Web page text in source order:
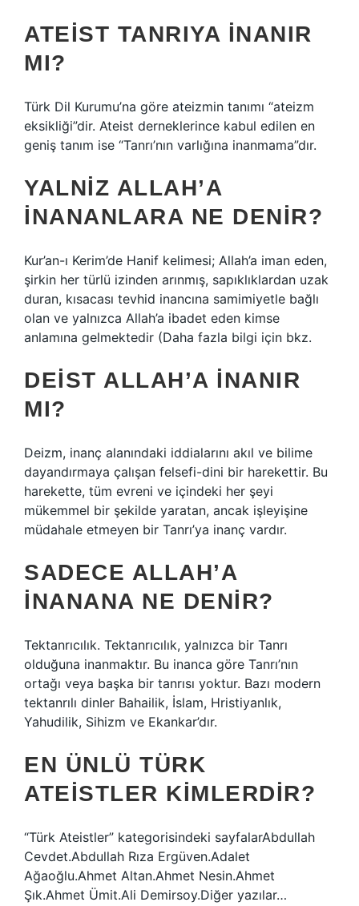
ATEIST TANRIYA INANIR
MI?
Türk Dil Kurumu’na göre ateizmin tanımı “ateizm
eksikliği”dir. Ateist derneklerince kabul edilen en
geniş tanım ise “Tanrı’nın varlığına inanmama”dır.
YALNIZ ALLAH’A
INANANLARA NE DENIR?
Kur’an-ı Kerim’de Hanif kelimesi; Allah’a iman eden,
şirkin her türlü izinden arınmış, sapıklıklardan uzak
duran, kısacası tevhid inancına samimiyetle bağlı
olan ve yalnızca Allah’a ibadet eden kimse
anlamına gelmektedir (Daha fazla bilgi için bkz.
DEIST ALLAH’A INANIR
MI?
Deizm, inanç alanındaki iddialarını akıl ve bilime
dayandırmaya çalışan felsefi-dini bir harekettir. Bu
harekette, tüm evreni ve içindeki her şeyi
mükemmel bir şekilde yaratan, ancak işleyişine
müdahale etmeyen bir Tanrı’ya inanç vardır.
SADECE ALLAH’A
INANANA NE DENIR?
Tektanrıcılık. Tektanrıcılık, yalnızca bir Tanrı
olduğuna inanmaktır. Bu inanca göre Tanrı’nın
ortağı veya başka bir tanrısı yoktur. Bazı modern
tektanrılı dinler Bahailik, İslam, Hristiyanlık,
Yahudilik, Sihizm ve Ekankar’dır.
EN ÜNLÜ TÜRK
ATEISTLER KIMLERDIR?
“Türk Ateistler” kategorisindeki sayfalarAbdullah
Cevdet.Abdullah Rıza Ergüven.Adalet
Ağaoğlu.Ahmet Altan.Ahmet Nesin.Ahmet
Şık.Ahmet Ümit.Ali Demirsoy.Diğer yazılar…